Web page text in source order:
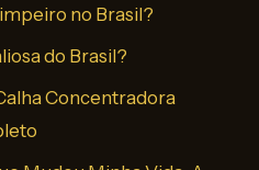
no Brasil?
do Brasil?
Concentradora